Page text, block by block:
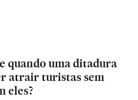
quando uma ditadura
atrair turistas sem
eles?